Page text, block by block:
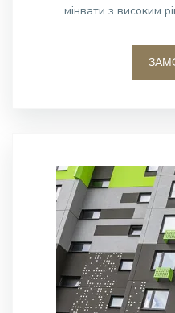
мінвати з високим